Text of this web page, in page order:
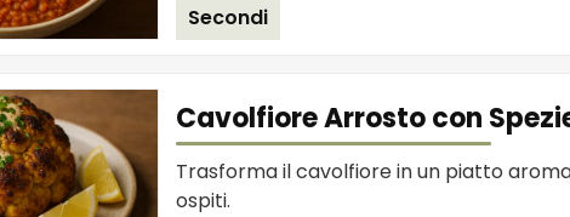
Secondi
Cavolfiore Arrosto con
Trasforma il cavolfiore in un piatto
ospiti.